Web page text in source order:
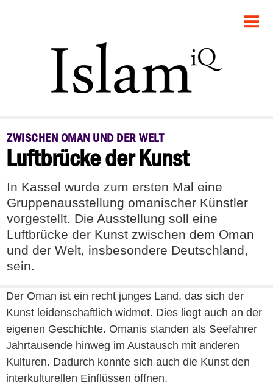
POLITIK
FEUILLETON
PANORAMA
RECHT
DEBATTE
ZWISCHEN OMAN UND DER WELT
Luftbrücke der Kunst
In Kassel wurde zum ersten Mal eine
Gruppenausstellung omanischer Künstler
vorgestellt. Die Ausstellung soll eine
Luftbrücke der Kunst zwischen dem Oman
und der Welt, insbesondere Deutschland,
sein.
Der Oman ist ein recht junges Land, das sich der
Kunst leidenschaftlich widmet. Dies liegt auch an der
eigenen Geschichte. Omanis standen als Seefahrer
Jahrtausende hinweg im Austausch mit anderen
Kulturen. Dadurch konnte sich auch die Kunst den
interkulturellen Einflüssen öffnen.